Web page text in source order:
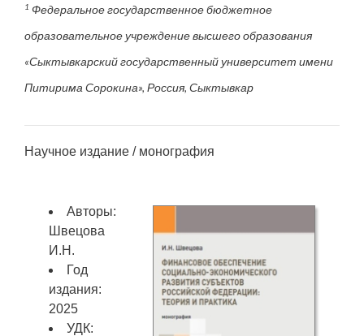
1 Федеральное государственное бюджетное
образовательное учреждение высшего образования
«Сыктывкарский государственный университет имени
Питирима Сорокина», Россия, Сыктывкар
Научное издание / монография
Авторы:
Швецова
И.Н.
Год
издания:
2025
УДК: